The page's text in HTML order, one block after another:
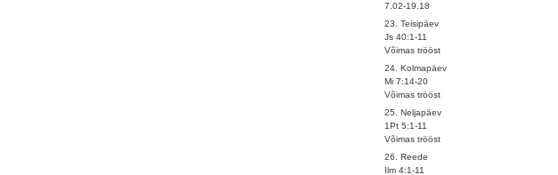
7.02-19.18
23. Teisipäev
Js 40:1-11
Võimas trööst
24. Kolmapäev
Mi 7:14-20
Võimas trööst
25. Neljapäev
1Pt 5:1-11
Võimas trööst
26. Reede
Ilm 4:1-11